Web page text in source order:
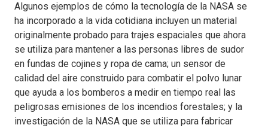
Algunos ejemplos de cómo la tecnología de la NASA se
ha incorporado a la vida cotidiana incluyen un material
originalmente probado para trajes espaciales que ahora
se utiliza para mantener a las personas libres de sudor
en fundas de cojines y ropa de cama; un sensor de
calidad del aire construido para combatir el polvo lunar
que ayuda a los bomberos a medir en tiempo real las
peligrosas emisiones de los incendios forestales; y la
investigación de la NASA que se utiliza para fabricar